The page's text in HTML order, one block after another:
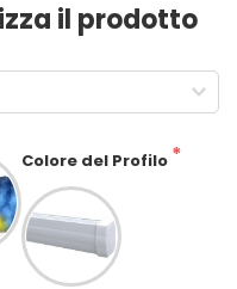
il prodotto
Colore del Profilo